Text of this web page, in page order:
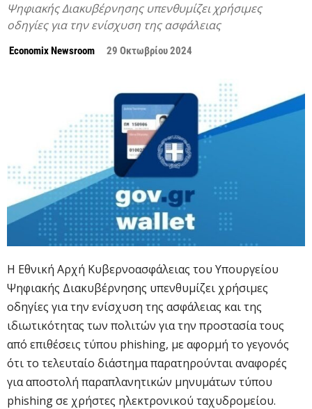
Ψηφιακής Διακυβέρνησης υπενθυμίζει χρήσιμες
οδηγίες για την ενίσχυση της ασφάλειας
Economix Newsroom 29 Οκτωβρίου 2024
H Εθνική Αρχή Κυβερνοασφάλειας του Υπουργείου
Ψηφιακής Διακυβέρνησης υπενθυμίζει χρήσιμες
οδηγίες για την ενίσχυση της ασφάλειας και της
ιδιωτικότητας των πολιτών για την προστασία τους
από επιθέσεις τύπου phishing, με αφορμή το γεγονός
ότι το τελευταίο διάστημα παρατηρούνται αναφορές
για αποστολή παραπλανητικών μηνυμάτων τύπου
phishing σε χρήστες ηλεκτρονικού ταχυδρομείου.